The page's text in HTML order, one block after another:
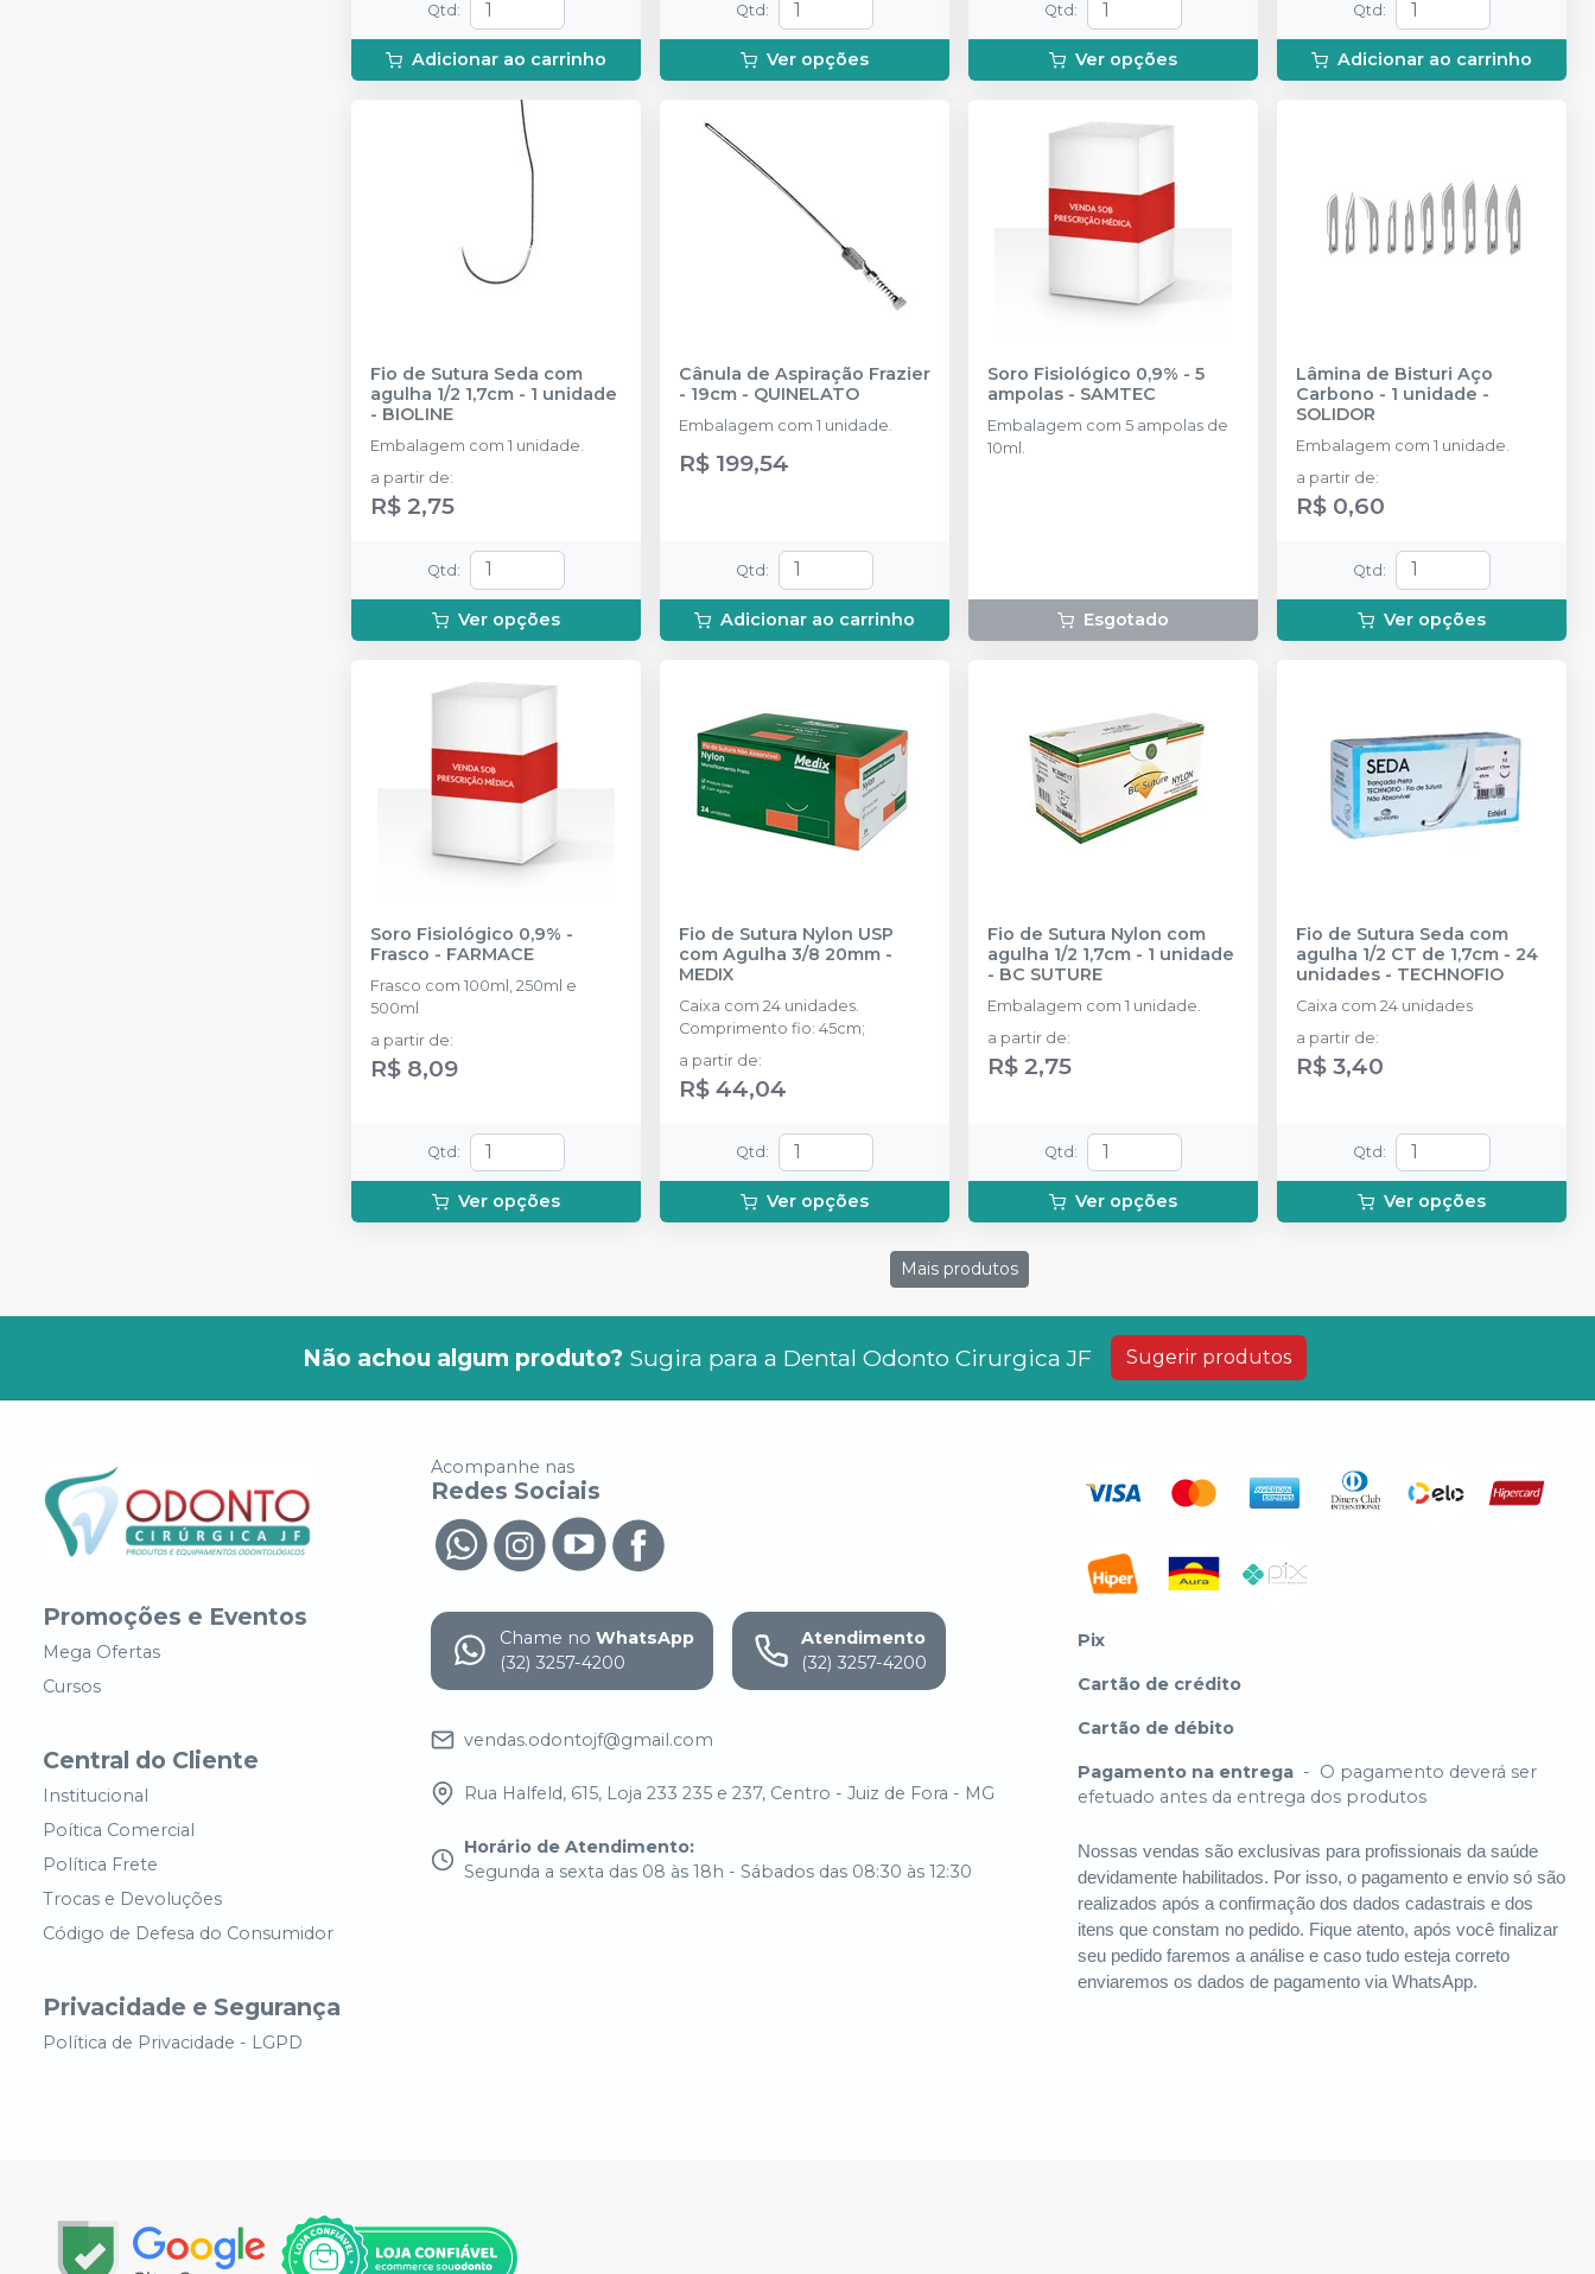
Qtd :
Adicionar ao carrinho
Qtd :
Ver opções
Qtd :
Ver opções
Qtd :
Adicionar ao carrinho
Fio de Sutura Seda com
agulha 1/2 1,7cm - 1 unidade
- BIOLINE
Embalagem com 1 unidade.
a partir de:
R$ 2,75
Qtd :
Ver opções
Cânula de Aspiração Frazier
- 19cm - QUINELATO
Embalagem com 1 unidade.
R$ 199,54
Qtd :
Adicionar ao carrinho
Soro Fisiológico 0,9% - 5
ampolas - SAMTEC
Embalagem com 5 ampolas de
10ml.
Esgotado
Lâmina de Bisturi Aço
Carbono - 1 unidade -
SOLIDOR
Embalagem com 1 unidade.
a partir de:
R$ 0,60
Qtd :
Ver opções
Soro Fisiológico 0,9% -
Frasco - FARMACE
Frasco com 100ml, 250ml e
500ml
a partir de:
R$ 8,09
Qtd :
Ver opções
Fio de Sutura Nylon USP
com Agulha 3/8 20mm -
MEDIX
Caixa com 24 unidades.
Comprimento fio: 45cm;
a partir de:
R$ 44,04
Qtd :
Ver opções
Fio de Sutura Nylon com
agulha 1/2 1,7cm - 1 unidade
- BC SUTURE
Embalagem com 1 unidade.
a partir de:
R$ 2,75
Qtd :
Ver opções
Fio de Sutura Seda com
agulha 1/2 CT de 1,7cm - 24
unidades - TECHNOFIO
Caixa com 24 unidades
a partir de:
R$ 3,40
Qtd :
Ver opções
Mais produtos
Não achou algum produto? Sugira para a Dental Odonto Cirurgica JF Sugerir produtos
Promoções e Eventos
Mega Ofertas
Cursos
Central do Cliente
Institucional
Poítica Comercial
Política Frete
Trocas e Devoluções
Código de Defesa do Consumidor
Privacidade e Segurança
Política de Privacidade - LGPD
Acompanhe nas
Redes Sociais
Chame no WhatsApp
(32) 3257-4200
Atendimento
(32) 3257-4200
vendas.odontojf@gmail.com
Rua Halfeld, 615, Loja 233 235 e 237, Centro - Juiz de Fora - MG
Horário de Atendimento:
Segunda a sexta das 08 às 18h - Sábados das 08:30 às 12:30
Pix
Cartão de crédito
Cartão de débito
Pagamento na entrega - O pagamento deverá ser
efetuado antes da entrega dos produtos
Nossas vendas são exclusivas para profissionais da saúde
devidamente habilitados. Por isso, o pagamento e envio só são
realizados após a confirmação dos dados cadastrais e dos
itens que constam no pedido. Fique atento, após você finalizar
seu pedido faremos a análise e caso tudo esteja correto
enviaremos os dados de pagamento via WhatsApp.